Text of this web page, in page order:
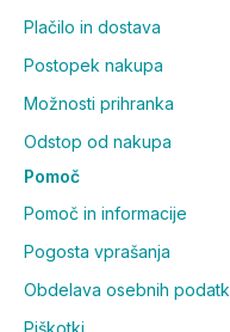
Plačilo in dostava
Postopek nakupa
Možnosti prihranka
Odstop od nakupa
Pomoč
Pomoč in informacije
Pogosta vprašanja
Obdelava osebnih
Piškotki